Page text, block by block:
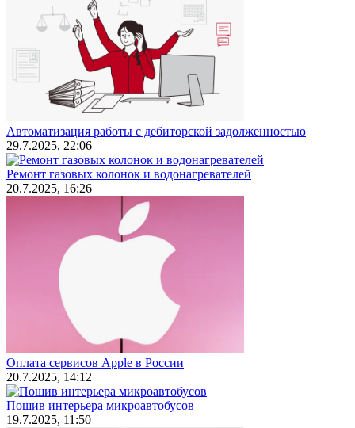
Автоматизация работы с дебиторской задолженностью
29.7.2025, 22:06
Ремонт газовых колонок и водонагревателей
20.7.2025, 16:26
Оплата сервисов Apple в России
20.7.2025, 14:12
Пошив интерьера микроавтобусов
19.7.2025, 11:50